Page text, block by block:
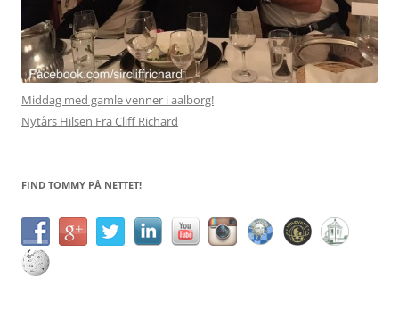
Middag med gamle venner i aalborg!
Nytårs Hilsen Fra Cliff Richard
FIND TOMMY PÅ NETTET!